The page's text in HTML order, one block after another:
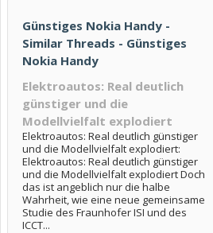
Günstiges Nokia Handy -
Similar Threads - Günstiges
Nokia Handy
Elektroautos: Real deutlich
günstiger und die
Modellvielfalt explodiert
Elektroautos: Real deutlich günstiger
und die Modellvielfalt explodiert:
Elektroautos: Real deutlich günstiger
und die Modellvielfalt explodiert Doch
das ist angeblich nur die halbe
Wahrheit, wie eine neue gemeinsame
Studie des Fraunhofer ISI und des
ICCT...